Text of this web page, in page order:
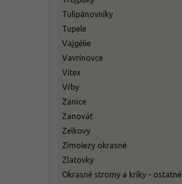
Tulipánovníky
Tupele
Vajgélie
Vavrínovce
Vitex
Vŕby
Zanice
Zanoväť
Zelkovy
Zimolezy okrasné
Zlatovky
Okrasné stromy a kríky - ostatné